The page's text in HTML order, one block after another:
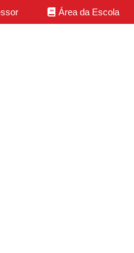
Área da Escola